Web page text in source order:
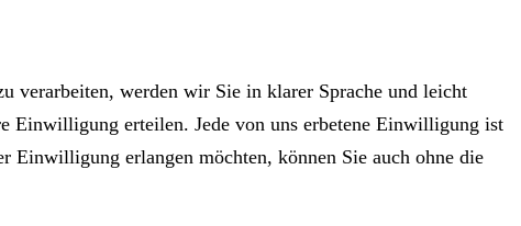
werden wir Sie in klarer Sprache und leicht
Einwilligung erteilen. Jede von uns erbetene Einwilligung ist
erlangen möchten, können Sie auch ohne die